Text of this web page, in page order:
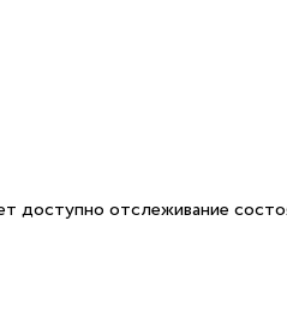
доступно отслеживание